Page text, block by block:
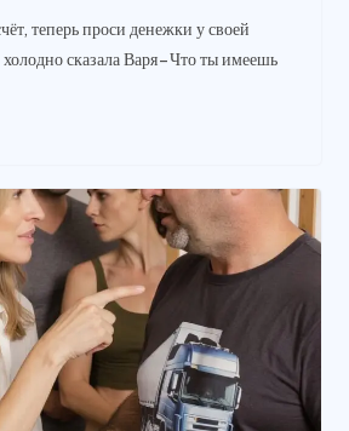
теперь проси денежки у своей
сказала Варя – Что ты имеешь